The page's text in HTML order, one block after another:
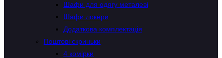
Шафи для одягу металеві
Шафи локери
Додаткова комплектація
Поштові скриньки
4 комірки